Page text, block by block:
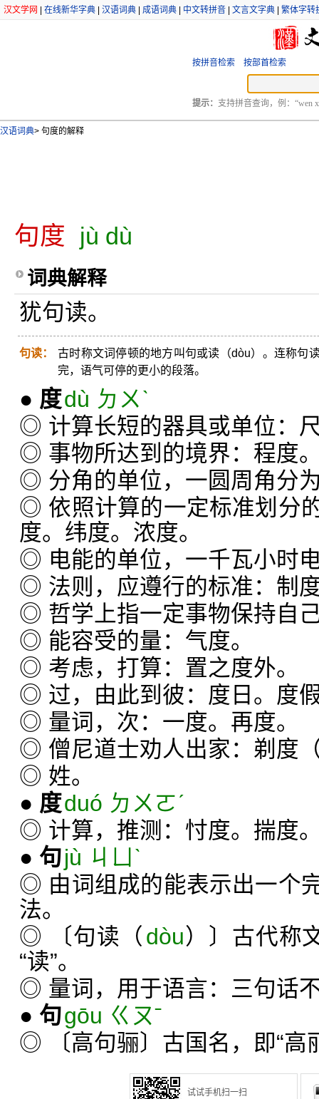
汉文学网 在线新华字典 汉语词典 成语词典 中文转拼音 文言文字典 繁体字转
按拼音检索 按部首检索
提示： 支持拼音查询，例：“wen
汉语词典> 句度的解释
句度 jù dù
词典解释
犹句读。
句读：
古时称文词停顿的地方叫句或读（dòu）。连称句
完，语气可停的更小的段落。
● 度dù ㄉㄨˋ
◎ 计算长短的器具或单位：
◎ 事物所达到的境界：程度
◎ 分角的单位，一圆周角分
◎ 依照计算的一定标准划分
度。纬度。浓度。
◎ 电能的单位，一千瓦小时
◎ 法则，应遵行的标准：制
◎ 哲学上指一定事物保持自
◎ 能容受的量：气度。
◎ 考虑，打算：置之度外。
◎ 过，由此到彼：度日。度
◎ 量词，次：一度。再度。
◎ 僧尼道士劝人出家：剃度
◎ 姓。
● 度duó ㄉㄨㄛˊ
◎ 计算，推测：忖度。揣度
● 句jù ㄐㄩˋ
◎ 由词组成的能表示出一个
法。
◎ 〔句读（ dòu）〕古代称
“读”。
◎ 量词，用于语言：三句话
● 句gōu ㄍㄡˉ
◎ 〔高句骊〕古国名，即“高
试试手机扫一扫